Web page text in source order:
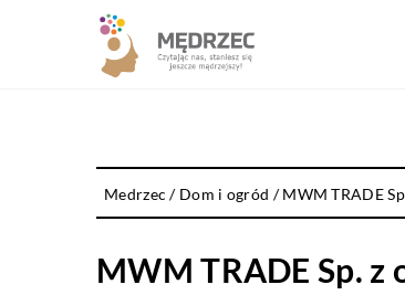
Medrzec / Dom i ogród /MWM TRADE
MWM TRADE Sp. z